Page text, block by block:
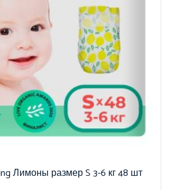
Лимоны размер S 3-6 кг 48 шт